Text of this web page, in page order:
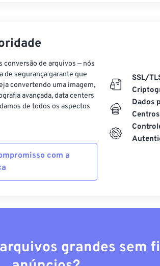
conversão de arquivos — nós
de segurança garante que
convertendo uma imagem,
avançada, data centers
de todos os aspectos
com a
SSL/
Dados
Centros
grandes sem